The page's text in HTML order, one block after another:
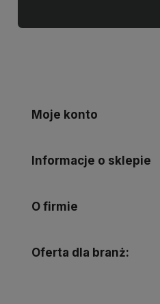
Moje konto
Informacje o sklepie
O firmie
Oferta dla branż: